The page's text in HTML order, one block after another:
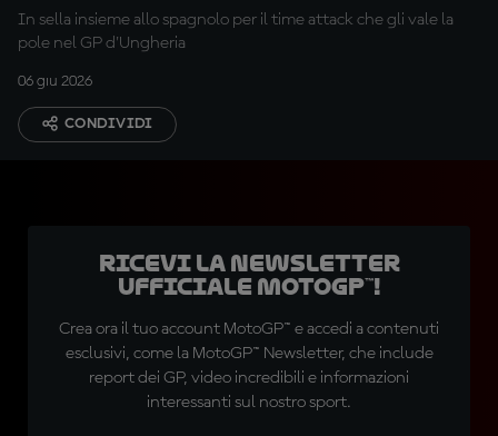
In sella insieme allo spagnolo per il time attack che gli vale la
pole nel GP d'Ungheria
06 giu 2026
CONDIVIDI
Ricevi la newsletter
ufficiale MotoGP™!
Crea ora il tuo account MotoGP™ e accedi a contenuti
esclusivi, come la MotoGP™ Newsletter, che include
report dei GP, video incredibili e informazioni
interessanti sul nostro sport.